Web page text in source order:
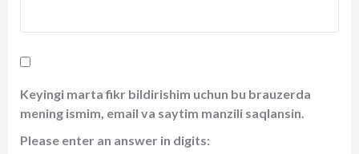
Keyingi marta fikr bildirishim uchun bu brauzerda
mening ismim, email va saytim manzili saqlansin.
Please enter an answer in digits: